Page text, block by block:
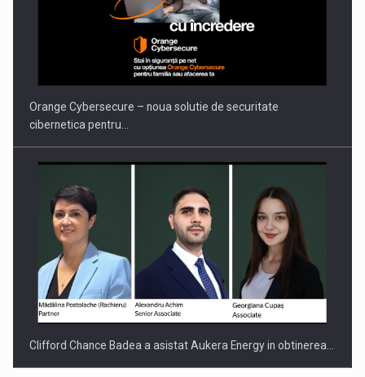
PUTTING ROMANIAN CORPORATE COMPANIES ON THE
INTERNATIONAL BUSINESS SCENE
Orange Cybersecure – noua solutie de securitate
cibernetica pentru…
Clifford Chance Badea a asistat Aukera Energy in obtinerea…